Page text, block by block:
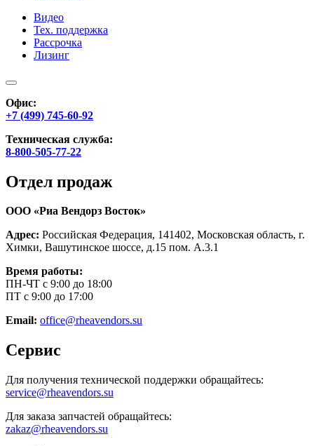
Видео
Тех. поддержка
Рассрочка
Лизинг
Офис:
+7 (499) 745-60-92
Техническая служба:
8-800-505-77-22
Отдел продаж
ООО «Риа Вендорз Восток»
Адрес: Российская Федерация, 141402, Московская область, г.
Химки, Вашутинское шоссе, д.15 пом. А.3.1
Время работы:
ПН-ЧТ с 9:00 до 18:00
ПТ с 9:00 до 17:00
Email: office@rheavendors.su
Сервис
Для получения технической поддержки обращайтесь:
service@rheavendors.su
Для заказа запчастей обращайтесь:
zakaz@rheavendors.su